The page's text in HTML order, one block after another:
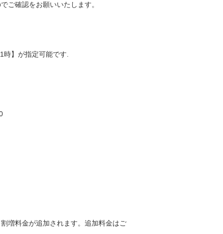
ご確認をお願いいたします。
】が指定可能です.
増料金が追加されます。追加料金はご